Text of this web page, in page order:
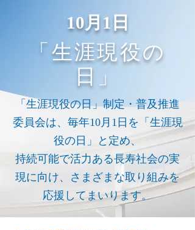
​10月1日
「生涯現役の
日」
「生涯現役の日」制定・普及推進
委員会は、毎年10月1日を「生涯現
役の日」と定め、
持続可能で活力ある長寿社会の実
現に向け、さまざまな取り組みを
応援してまいります。